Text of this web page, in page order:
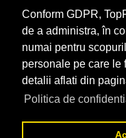
Conform GDPR,
de a administra, în
numai pentru
personale pe care le
detalii aflati din
Politica de
Topurile sunt realizate
depuse si au scop
Este interzisa folosirea
precizarea sursei.
Daca doriti sa achizitionati
despre agentii
sectiunea Contact